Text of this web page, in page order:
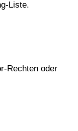
Liste.
Rechten oder